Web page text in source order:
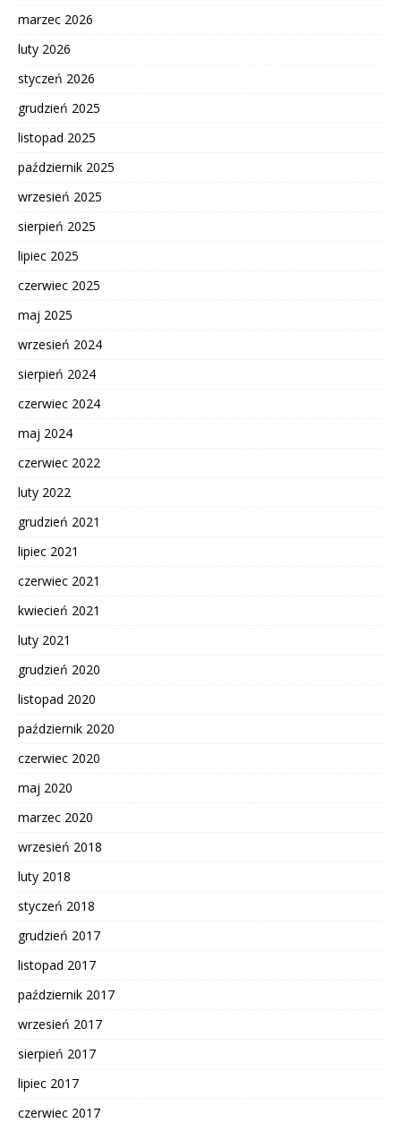
marzec 2026
luty 2026
styczeń 2026
grudzień 2025
listopad 2025
październik 2025
wrzesień 2025
sierpień 2025
lipiec 2025
czerwiec 2025
maj 2025
wrzesień 2024
sierpień 2024
czerwiec 2024
maj 2024
czerwiec 2022
luty 2022
grudzień 2021
lipiec 2021
czerwiec 2021
kwiecień 2021
luty 2021
grudzień 2020
listopad 2020
październik 2020
czerwiec 2020
maj 2020
marzec 2020
wrzesień 2018
luty 2018
styczeń 2018
grudzień 2017
listopad 2017
październik 2017
wrzesień 2017
sierpień 2017
lipiec 2017
czerwiec 2017